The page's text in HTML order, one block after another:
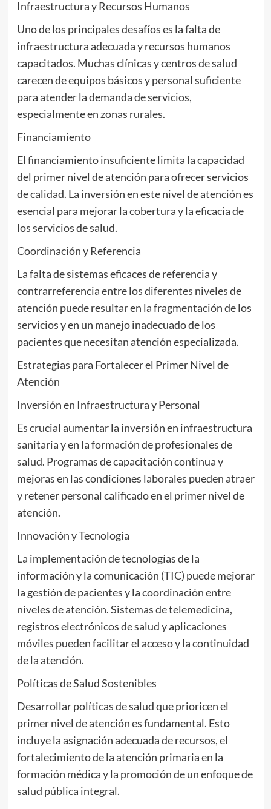
Infraestructura y Recursos Humanos
Uno de los principales desafíos es la falta de
infraestructura adecuada y recursos humanos
capacitados. Muchas clínicas y centros de salud
carecen de equipos básicos y personal suficiente
para atender la demanda de servicios,
especialmente en zonas rurales.
Financiamiento
El financiamiento insuficiente limita la capacidad
del primer nivel de atención para ofrecer servicios
de calidad. La inversión en este nivel de atención es
esencial para mejorar la cobertura y la eficacia de
los servicios de salud.
Coordinación y Referencia
La falta de sistemas eficaces de referencia y
contrarreferencia entre los diferentes niveles de
atención puede resultar en la fragmentación de los
servicios y en un manejo inadecuado de los
pacientes que necesitan atención especializada.
Estrategias para Fortalecer el Primer Nivel de
Atención
Inversión en Infraestructura y Personal
Es crucial aumentar la inversión en infraestructura
sanitaria y en la formación de profesionales de
salud. Programas de capacitación continua y
mejoras en las condiciones laborales pueden atraer
y retener personal calificado en el primer nivel de
atención.
Innovación y Tecnología
La implementación de tecnologías de la
información y la comunicación (TIC) puede mejorar
la gestión de pacientes y la coordinación entre
niveles de atención. Sistemas de telemedicina,
registros electrónicos de salud y aplicaciones
móviles pueden facilitar el acceso y la continuidad
de la atención.
Políticas de Salud Sostenibles
Desarrollar políticas de salud que prioricen el
primer nivel de atención es fundamental. Esto
incluye la asignación adecuada de recursos, el
fortalecimiento de la atención primaria en la
formación médica y la promoción de un enfoque de
salud pública integral.